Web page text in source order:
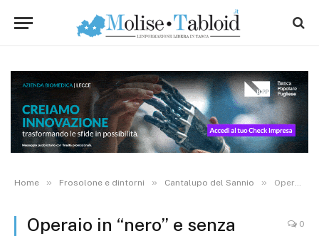
Home » Frosolone e dintorni » Cantalupo del Sannio » Operaio in “nero” e senza protezioni al lavoro sul tetto di un’abitazione, denuncia e 5mila euro di sanzioni al proprietario
Operaio in “nero” e senza
0